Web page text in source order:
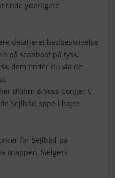
finde yderligere
detaljeret bådbeskrivelse
på scanboat på tysk,
dem finder du via de
Blohm & Voss Conger C
Sejlbåd oppe i højre
for Sejlbåd på
knappen, Sælgers